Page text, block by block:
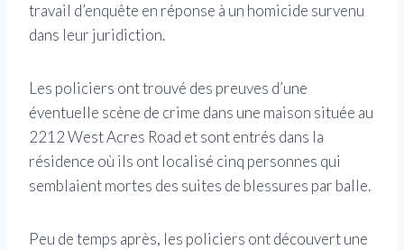
travail d’enquête en réponse à un homicide survenu
dans leur juridiction.
Les policiers ont trouvé des preuves d’une
éventuelle scène de crime dans une maison située au
2212 West Acres Road et sont entrés dans la
résidence où ils ont localisé cinq personnes qui
semblaient mortes des suites de blessures par balle.
Peu de temps après, les policiers ont découvert une